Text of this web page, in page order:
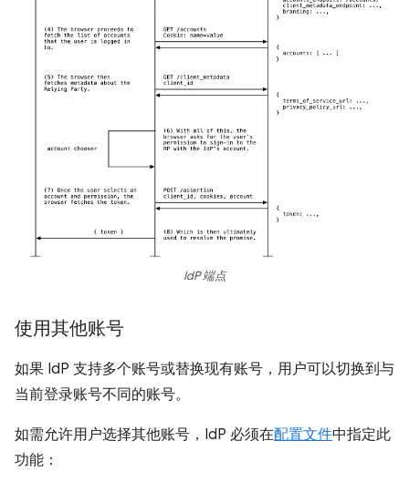
IdP 端点
使用其他账号
如果 IdP 支持多个账号或替换现有账号，用户可以切换到与
当前登录账号不同的账号。
如需允许用户选择其他账号，IdP 必须在配置文件中指定此
功能：